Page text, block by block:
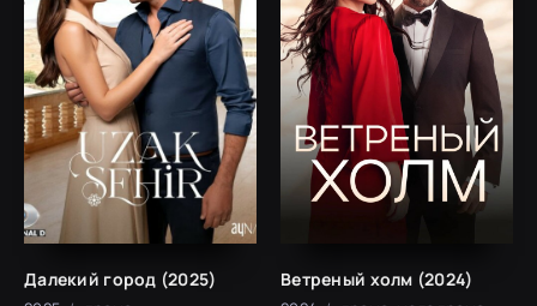
Далекий город (2025) Ветреный холм (2024)